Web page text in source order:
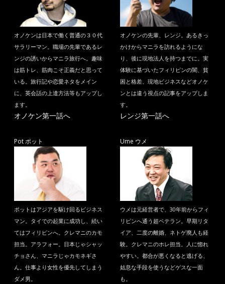
オノケンは日本で働く普通の３０代
サラリーマン。職場の先輩であるレ
ンジの誘いからマニラ旅行へ。趣味
は筋トレ、筋肉こそ正義だと思って
いる。旅行記や恋愛ネタをメイン
に、英会話の上達方法等もアップし
ます。
オノケン第一話へ
オノケンの先輩、レンジ。あるきっ
かけからマニラを訪れるようにな
り、後に現地法人を持つまでに。実
体験に基づいたフィリピンの闇、貧
困と格差、現地ビジネスなどオノケ
ンとは違う視点の記事をアップしま
す。
レンジ第一話へ
Pot ポット
ポットはアジアを駆け回るビジネス
マン。タイでの起業に成功し、続い
てはフィリピンへ。クレマニのカモ
担当。アラフォー。日本じゃシャッ
チョさん、マニラじゃカモネギさ
ん。仕事より女性を優先してしまう
ダメ男。
Ume ウメ
ウメは元経営者で、30年前からフィ
リピンへ通う超ベテラン。早期リタ
イア、二度の離婚、ネトゲ廃人も経
験。クレマニのホレ担当。人に惚れ
やすい。都合が悪くなると逃げる、
姑息な手段を使うなどゲスな一面
も。